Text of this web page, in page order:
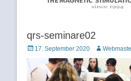
qrs-seminare02
Veröffentlicht
am
17. September 2020 Autor